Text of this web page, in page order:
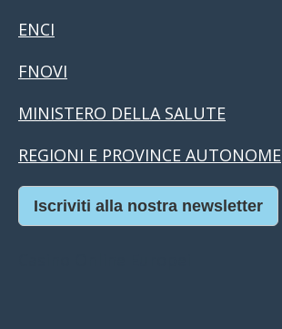
ENCI
FNOVI
MINISTERO DELLA SALUTE
REGIONI E PROVINCE AUTONOME
Iscriviti alla nostra newsletter